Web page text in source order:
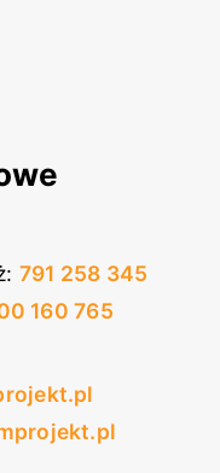
: 791 258 345
160 765